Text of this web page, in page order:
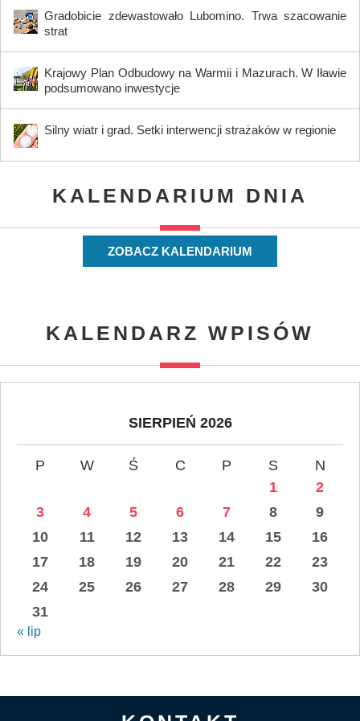
Gradobicie zdewastowało Lubomino. Trwa szacowanie
strat
Krajowy Plan Odbudowy na Warmii i Mazurach. W Iławie
podsumowano inwestycje
Silny wiatr i grad. Setki interwencji strażaków w regionie
KALENDARIUM DNIA
ZOBACZ KALENDARIUM
KALENDARZ WPISÓW
SIERPIEŃ 2026
P W Ś C P S
N
1
2
3
4 5 6 7 8
9
10
11 12 13 14 15
16
17
18 19 20 21 22
23
24
25 26 27 28 29
30
31
« lip